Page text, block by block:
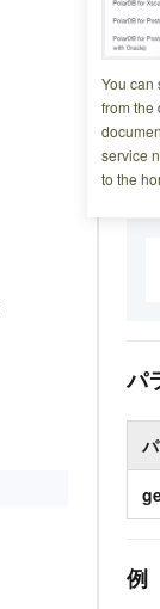
You can
from the
service
to the
更新
こ
を
構
パ
例